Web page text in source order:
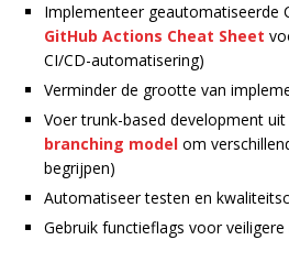
Implementeer geautomatiseerde
GitHub Actions Cheat Sheet
CI/CD-automatisering)
Verminder de grootte van
Voer trunk-based development
branching model om
begrijpen)
Automatiseer testen en
Gebruik functieflags voor